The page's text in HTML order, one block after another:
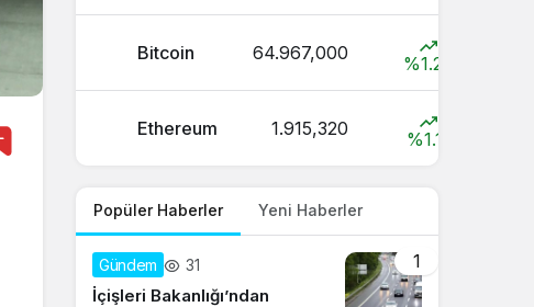
Bitcoin 64.967,000 %1.2
Ethereum 1.915,320 %1.1
Popüler Haberler Yeni Haberler
1
Gündem 31
İçişleri Bakanlığı’ndan